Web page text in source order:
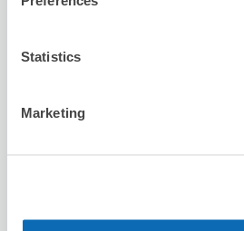
Statistics
Marketing